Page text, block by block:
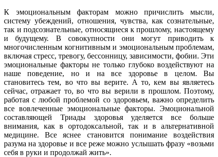
К эмоциональным факторам можно причислить мысли,
систему убеждений, отношения, чувства, как сознательные,
так и подсознательные, относящиеся к прошлому, настоящему
и будущему. В совокупности они могут приводить к
многочисленным когнитивным и эмоциональным проблемам,
включая стресс, тревогу, бессонницу, зависимости, фобии. Эти
эмоциональные факторы не только глубоко воздействуют на
наше поведение, но и на все здоровье в целом. Вы
становитесь тем, во что вы верите. А то, кем вы являетесь
сейчас, отражает то, во что вы верили в прошлом. Поэтому,
работая с любой проблемой со здоровьем, важно определить
все вовлеченные эмоциональные факторы. Эмоциональной
составляющей Триады здоровья уделяется все больше
внимания, как в ортодоксальной, так и в альтернативной
медицине. Все яснее становится понимание воздействия
разума на здоровье и все реже можно услышать фразу «возьми
себя в руки и продолжай жить».